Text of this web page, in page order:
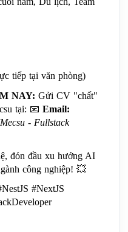
tiếp tại văn phòng)
NAY: Gửi CV "chất"
tại: 📧 Email:
- Fullstack
đón đầu xu hướng AI
công nghiệp! 💥
#NextJS